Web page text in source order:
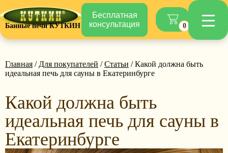
Банные печи КУТКИН
Бесплатная
консультация
0
Главная / Для покупателей /Статьи / Какой должна быть
идеальная печь для сауны в Екатеринбурге
Какой должна быть
идеальная печь для сауны в
Екатеринбурге